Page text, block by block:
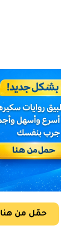
حمّل من هنا